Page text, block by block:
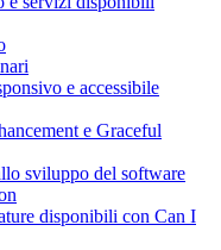
e accessibile
e Graceful
sviluppo del software
disponibili con Can I